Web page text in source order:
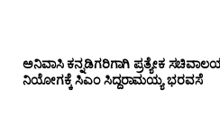
ಅನಿವಾಸಿ ಕನ್ನಡಿಗರಿಗಾಗಿ ಪ್ರತ್ಯೇಕ
ನಿಯೋಗಕ್ಕೆ ಸಿಎಂ ಸಿದ್ದರಾಮಯ್ಯ ಭರವಸೆ